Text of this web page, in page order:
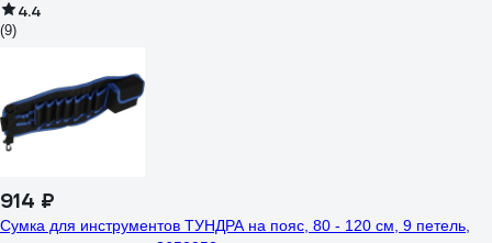
4.4
(9)
914 ₽
Сумка для инструментов ТУНДРА на пояс, 80 - 120 см, 9 петель,